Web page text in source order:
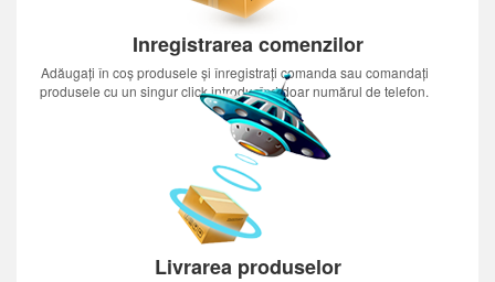
Inregistrarea comenzilor
Adăugați în coș produsele și înregistrați comanda sau comandați
produsele cu un singur click introducînd doar numărul de telefon.
Livrarea produselor